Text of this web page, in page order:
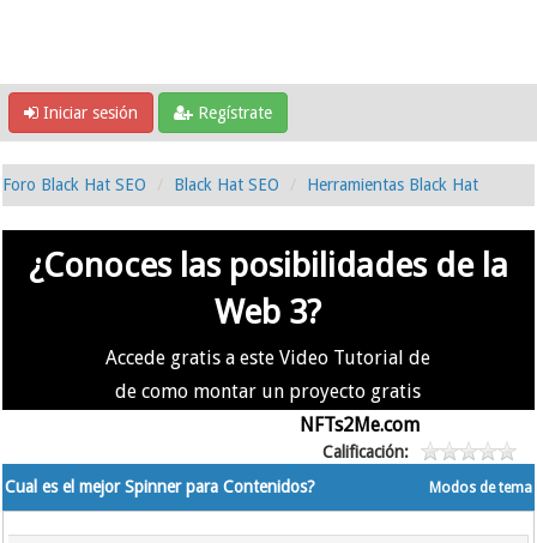
Iniciar sesión Regístrate
Foro Black Hat SEO Black Hat SEO Herramientas Black Hat
¿Conoces las posibilidades de la
Web 3?
Accede gratis a este Video Tutorial de
de como montar un proyecto gratis
NFTs2Me.com
Calificación:
Modos de tema
Cual es el mejor Spinner para Contenidos?